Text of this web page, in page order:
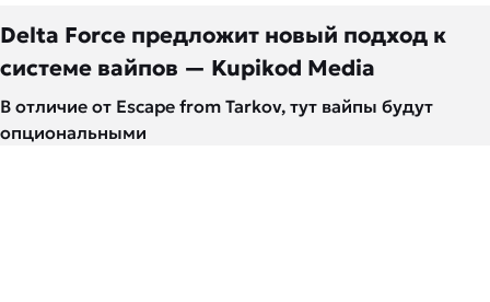
Delta Force предложит новый подход к
системе вайпов — Kupikod Media
В отличие от Escape from Tarkov, тут вайпы будут
опциональными